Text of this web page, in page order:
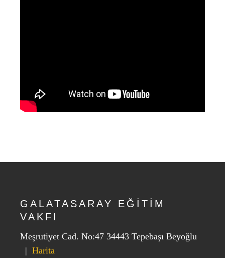
GALATASARAY EĞİTİM
VAKFI
Meşrutiyet Cad. No:47 34443 Tepebaşı Beyoğlu
| Harita